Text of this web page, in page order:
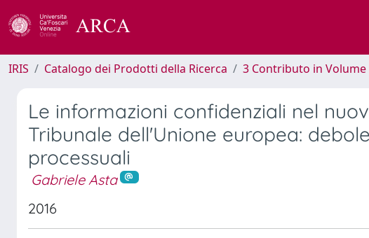
IRIS Catalogo dei Prodotti della Ricerca 3 Contributo in Volume
Le informazioni confidenziali nel
Tribunale dell'Unione europea:
processuali
Gabriele Asta
2016